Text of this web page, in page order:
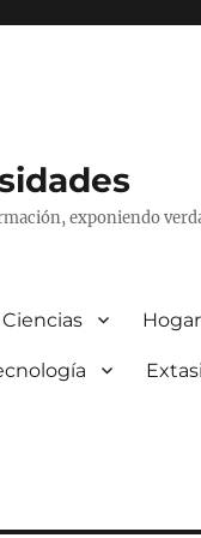
exponiendo
Ciencias